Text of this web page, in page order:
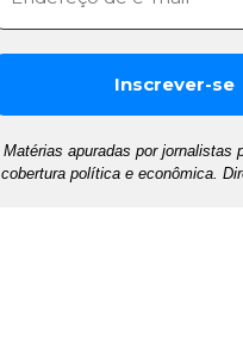
Matérias apuradas por jornalistas
cobertura política e econômica.